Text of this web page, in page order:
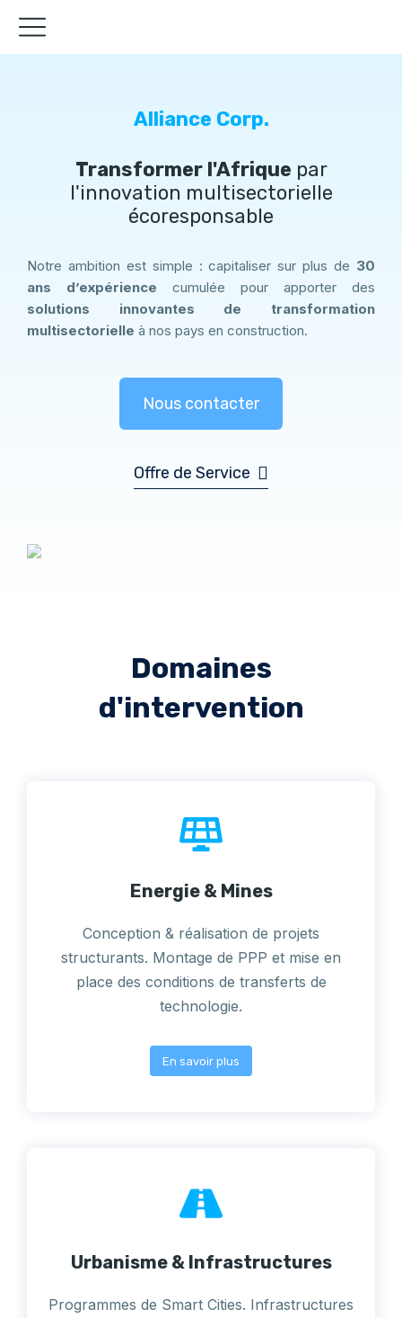
Alliance Corp.
Transformer l'Afrique par
l'innovation multisectorielle
écoresponsable
Notre ambition est simple : capitaliser sur plus de 30
ans d’expérience cumulée pour apporter des
solutions innovantes de transformation
multisectorielle à nos pays en construction.
Nous contacter
Offre de Service
Domaines
d'intervention
Energie & Mines
Conception & réalisation de projets
structurants. Montage de PPP et mise en
place des conditions de transferts de
technologie.
En savoir plus
Urbanisme & Infrastructures
Programmes de Smart Cities. Infrastructures